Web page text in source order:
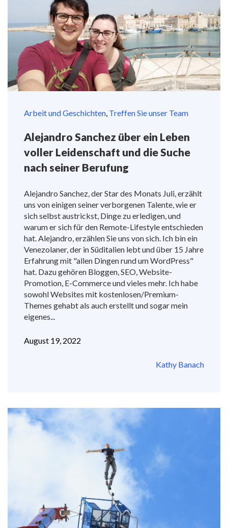
Arbeit und Geschichten, Treffen Sie unser Team
Alejandro Sanchez über ein Leben
voller Leidenschaft und die Suche
nach seiner Berufung
Alejandro Sanchez, der Star des Monats Juli, erzählt
uns von einigen seiner verborgenen Talente, wie er
sich selbst austrickst, Dinge zu erledigen, und
warum er sich für den Remote-Lifestyle entschieden
hat. Alejandro, erzählen Sie uns von sich. Ich bin ein
Venezolaner, der in Süditalien lebt und über 15 Jahre
Erfahrung mit "allen Dingen rund um WordPress"
hat. Dazu gehören Bloggen, SEO, Website-
Promotion, E-Commerce und vieles mehr. Ich habe
sowohl Websites mit kostenlosen/Premium-
Themes gehabt als auch erstellt und sogar mein
eigenes...
August 19, 2022
Kathy Banach